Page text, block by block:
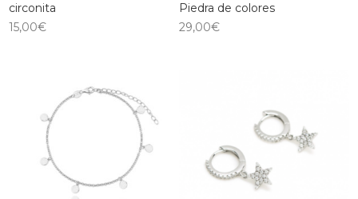
circonita
15,00€
Piedra de colores
29,00€